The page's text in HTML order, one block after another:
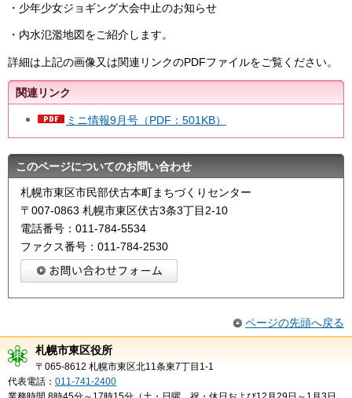
・少年少女ジョギング大会中止のお知らせ
・内水氾濫地図をご紹介します。
詳細は上記の画像又は関連リンクのPDFファイルをご覧ください。
関連リンク
ミニ情報9月号（PDF：501KB）
このページについてのお問い合わせ
札幌市東区市民部伏古本町まちづくりセンター
〒007-0863 札幌市東区伏古3条3丁目2-10
電話番号：011-784-5534
ファクス番号：011-784-2530
ページの先頭へ戻る
札幌市東区役所
〒065-8612 札幌市東区北11条東7丁目1-1
代表電話： 011-741-2400